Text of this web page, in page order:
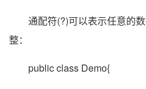
通配符(?)可以表示任意的数
整：
public class Demo{